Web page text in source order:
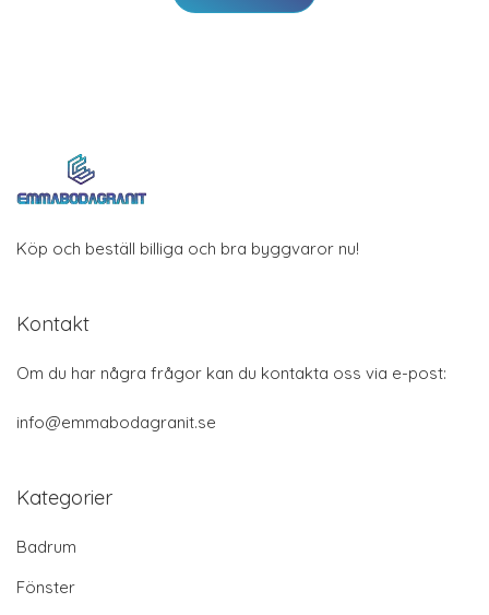
Köp och beställ billiga och bra byggvaror nu!
Kontakt
Om du har några frågor kan du kontakta oss via e-post:
info@emmabodagranit.se
Kategorier
Badrum
Fönster